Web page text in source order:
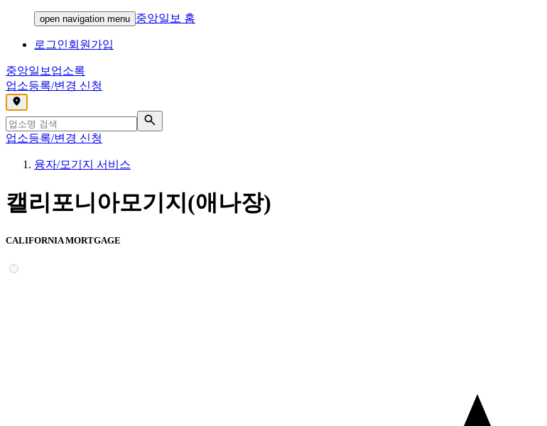
open navigation menu 중앙일보 홈
로그인회원가입
중앙일보 업소록
업소등록/변경 신청
,
업소등록/변경 신청
융자/모기지 서비스
캘리포니아모기지(애나장)
CALIFORNIA MORTGAGE